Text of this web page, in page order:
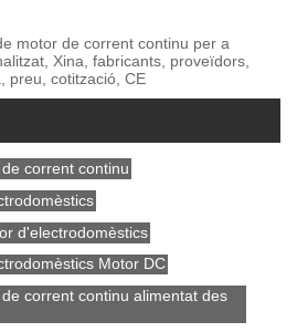
motor de corrent continu per a
Xina, fabricants, proveïdors,
preu, cotització, CE
corrent continu
d'electrodomèstics
Motor DC
corrent continu alimentat des